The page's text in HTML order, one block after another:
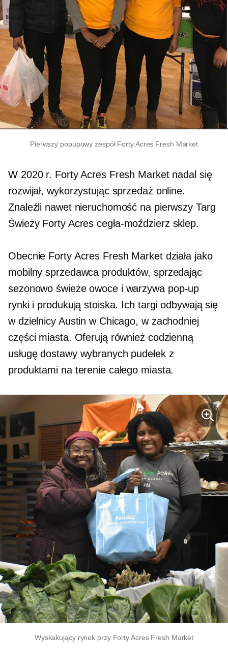
Pierwszy popupowy zespół Forty Acres Fresh Market
W 2020 r. Forty Acres Fresh Market nadal się
rozwijał, wykorzystując sprzedaż online.
Znaleźli nawet nieruchomość na pierwszy Targ
Świeży Forty Acrescegła-moździerz sklep.
Obecnie Forty Acres Fresh Market działa jako
mobilny sprzedawca produktów, sprzedając
sezonowo świeże owoce i warzywa pop-up
rynki i produkują stoiska. Ich targi odbywają się
w dzielnicy Austin w Chicago, w zachodniej
części miasta. Oferują również codzienną
usługę dostawy wybranych pudełek z
produktami na terenie całego miasta.
Wyskakujący rynek przy Forty Acres Fresh Market